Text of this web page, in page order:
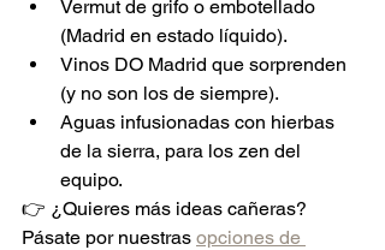
Vermut de grifo o embotellado
(Madrid en estado líquido).
Vinos DO Madrid que sorprenden
(y no son los de siempre).
Aguas infusionadas con hierbas
de la sierra, para los zen del
equipo.
👉 ¿Quieres más ideas cañeras?
Pásate por nuestras opciones de